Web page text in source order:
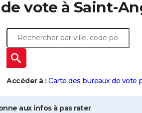
vote à Saint-
Accéder à : Carte des bureaux de vote
aux infos à pas rater